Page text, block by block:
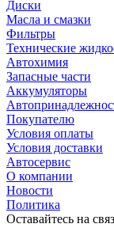
Диски
Масла и смазки
Фильтры
Технические
Автохимия
Запасные части
Аккумуляторы
Покупателю
Условия оплаты
Условия доставки
Автосервис
О компании
Новости
Политика
Оставайтесь на